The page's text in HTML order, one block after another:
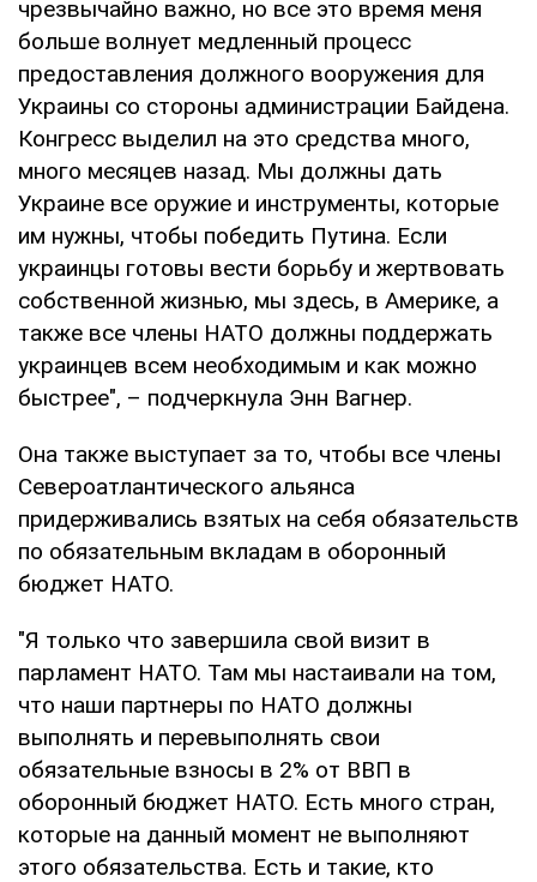
чрезвычайно важно, но все это время меня
больше волнует медленный процесс
предоставления должного вооружения для
Украины со стороны администрации Байдена.
Конгресс выделил на это средства много,
много месяцев назад. Мы должны дать
Украине все оружие и инструменты, которые
им нужны, чтобы победить Путина. Если
украинцы готовы вести борьбу и жертвовать
собственной жизнью, мы здесь, в Америке, а
также все члены НАТО должны поддержать
украинцев всем необходимым и как можно
быстрее", – подчеркнула Энн Вагнер.
Она также выступает за то, чтобы все члены
Североатлантического альянса
придерживались взятых на себя обязательств
по обязательным вкладам в оборонный
бюджет НАТО.
"Я только что завершила свой визит в
парламент НАТО. Там мы настаивали на том,
что наши партнеры по НАТО должны
выполнять и перевыполнять свои
обязательные взносы в 2% от ВВП в
оборонный бюджет НАТО. Есть много стран,
которые на данный момент не выполняют
этого обязательства. Есть и такие, кто